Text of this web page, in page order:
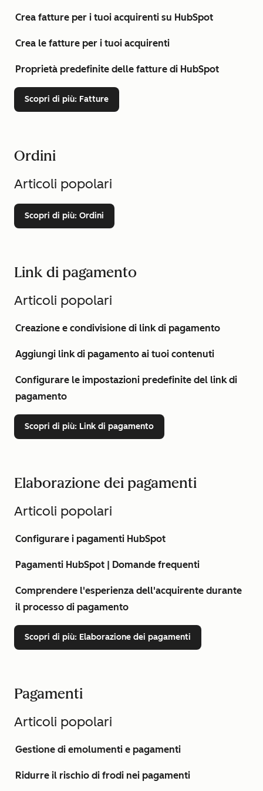
Crea fatture per i tuoi acquirenti su HubSpot
Crea le fatture per i tuoi acquirenti
Proprietà predefinite delle fatture di HubSpot
Scopri di più: Fatture
Ordini
Articoli popolari
Scopri di più: Ordini
Link di pagamento
Articoli popolari
Creazione e condivisione di link di pagamento
Aggiungi link di pagamento ai tuoi contenuti
Configurare le impostazioni predefinite del link di
pagamento
Scopri di più: Link di pagamento
Elaborazione dei pagamenti
Articoli popolari
Configurare i pagamenti HubSpot
Pagamenti HubSpot | Domande frequenti
Comprendere l'esperienza dell'acquirente durante
il processo di pagamento
Scopri di più: Elaborazione dei pagamenti
Pagamenti
Articoli popolari
Gestione di emolumenti e pagamenti
Ridurre il rischio di frodi nei pagamenti